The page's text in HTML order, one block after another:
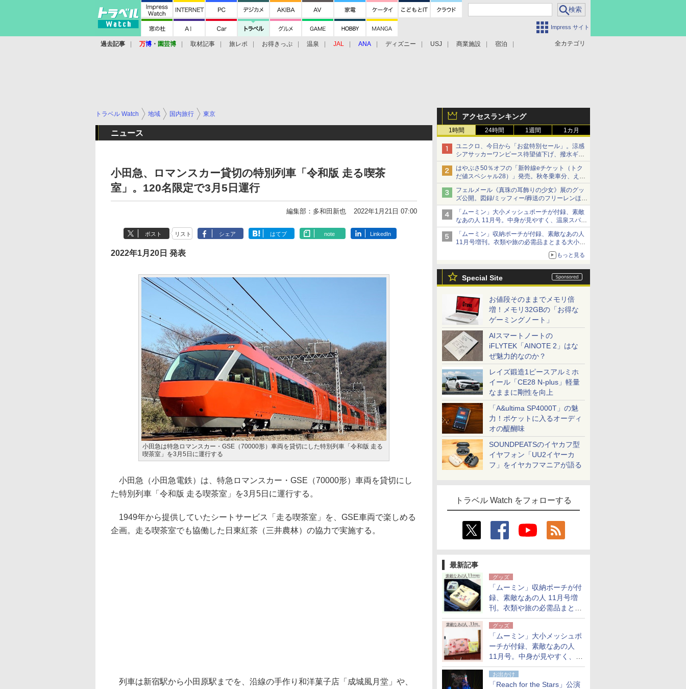
Impress サイト
全カテゴリ
過去記事 万博 ・ 園芸博 取材記事 旅レポ お得きっぷ 温泉 JAL ANA ディズニー USJ 商業施設 宿泊
アクセスランキング
1時間 24時間 1週間 1カ月
ユニクロ、今日から「お盆特別セール」。涼感
シアサッカーワンピース待望値下げ、撥水ギア
ショーツは1990円に
はやぶさ50％オフの「新幹線eチケット（トク
だ値スペシャル28）」発売。秋冬乗車分、えき
ねっと限定
フェルメール《真珠の耳飾りの少女》展のグッ
ズ公開。図録/ミッフィー/葬送のフリーレンほ
か、注目ブランドコラボが実現
「ムーミン」大小メッシュポーチが付録、素敵
なあの人 11月号。中身が見やすく、温泉スパに
も使える
「ムーミン」収納ポーチが付録、素敵なあの人
11月号増刊。衣類や旅の必需品まとまる大小2
もっと見る
Special Site
お値段そのままでメモリ倍
増！メモリ32GBの「お得な
ゲーミングノート」
AIスマートノートの
iFLYTEK「AINOTE 2」はな
ぜ魅力的なのか？
レイズ鍛造1ピースアルミホ
イール「CE28 N-plus」軽量
なままに剛性を向上
「A&ultima SP4000T」の魅
力！ポケットに入るオーディ
オの醍醐味
SOUNDPEATSのイヤカフ型
イヤフォン「UU2イヤーカ
フ」をイヤカフマニアが語る
トラベル Watch をフォローする
最新記事
グッズ
「ムーミン」収納ポーチが付
録、素敵なあの人 11月号増
刊。衣類や旅の必需品まとま
る大小2個セット
グッズ
「ムーミン」大小メッシュポ
ーチが付録、素敵なあの人
11月号。中身が見やすく、温
泉スパにも使える
お出かけ
「Reach for the Stars」公演
トラベル Watch 地域 国内旅行 東京
ニュース
小田急、ロマンスカー貸切の特別列車「令和版 走る喫茶
室」。120名限定で3月5日運行
編集部：多和田新也 2022年1月21日 07:00
ポスト リスト シェア はてブ note LinkedIn
2022年1月20日 発表
小田急は特急ロマンスカー・GSE（70000形）車両を貸切にした特別列車「令和版 走る
喫茶室」を3月5日に運行する
小田急（小田急電鉄）は、特急ロマンスカー・GSE（70000形）車両を貸切にし
た特別列車「令和版 走る喫茶室」を3月5日に運行する。
1949年から提供していたシートサービス「走る喫茶室」を、GSE車両で楽しめる
企画。走る喫茶室でも協働した日東紅茶（三井農林）の協力で実施する。
列車は新宿駅から小田原駅までを、沿線の手作り和洋菓子店「成城風月堂」や、